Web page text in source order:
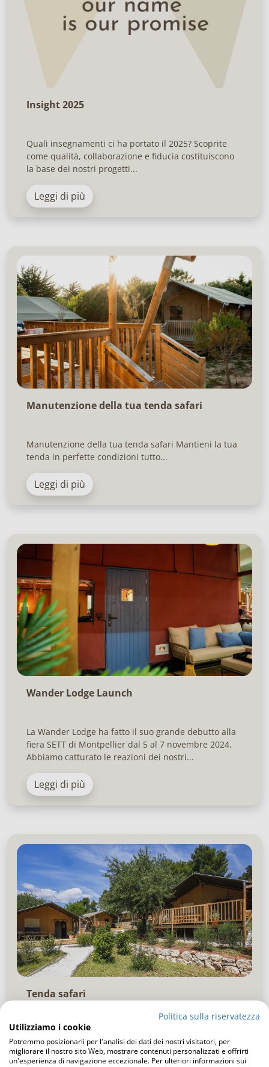
Insight 2025
Quali insegnamenti ci ha portato il 2025? Scoprite
come qualità, collaborazione e fiducia costituiscono
la base dei nostri progetti...
Leggi di più
Manutenzione della tua tenda safari
Manutenzione della tua tenda safari Mantieni la tua
tenda in perfette condizioni tutto...
Leggi di più
Wander Lodge Launch
La Wander Lodge ha fatto il suo grande debutto alla
fiera SETT di Montpellier dal 5 al 7 novembre 2024.
Abbiamo catturato le reazioni dei nostri...
Leggi di più
Tenda safari
Scoprite le tende da safari di Outstanding Volete
acquistare tende da safari professionali, resistenti e
belle? Da Outstanding troverete sicuramente...
Politica sulla riservatezza
Utilizziamo i cookie
Potremmo posizionarli per l'analisi dei dati dei nostri visitatori, per
migliorare il nostro sito Web, mostrare contenuti personalizzati e offrirti
un'esperienza di navigazione eccezionale. Per ulteriori informazioni sui